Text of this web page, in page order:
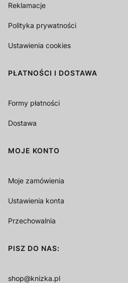
Reklamacje
Polityka prywatności
Ustawienia cookies
PŁATNOŚCI I DOSTAWA
Formy płatności
Dostawa
MOJE KONTO
Moje zamówienia
Ustawienia konta
Przechowalnia
PISZ DO NAS:
shop@knizka.pl